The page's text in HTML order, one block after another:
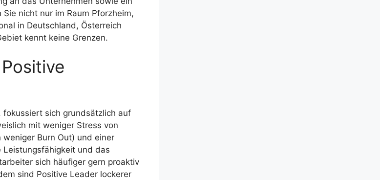
nicht nur im Raum Pforzheim,
in Deutschland, Österreich
kennt keine Grenzen.
sich grundsätzlich auf
mit weniger Stress von
weniger Burn Out) und einer
und das
sich häufiger gern proaktiv
sind Positive Leader lockerer